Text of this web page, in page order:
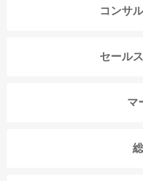
コンサ
セール
マ